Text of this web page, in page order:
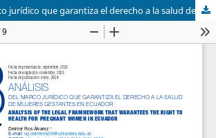
Análisis del marco jurídico que garantiza el derecho a la salud de mujeres gestantes en Ecuador